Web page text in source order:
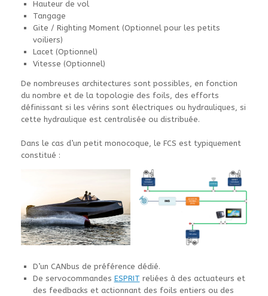
Hauteur de vol
Tangage
Gite / Righting Moment (Optionnel pour les petits
voiliers)
Lacet (Optionnel)
Vitesse (Optionnel)
De nombreuses architectures sont possibles, en fonction
du nombre et de la topologie des foils, des efforts
définissant si les vérins sont électriques ou hydrauliques, si
cette hydraulique est centralisée ou distribuée.
Dans le cas d’un petit monocoque, le FCS est typiquement
constitué :
D’un CANbus de préférence dédié.
De servocommandes ESPRIT reliées à des actuateurs et
des feedbacks et actionnant des foils entiers ou des